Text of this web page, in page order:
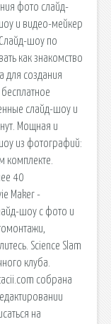
фото слайд-
и видео-мейкер
шоу по
как знакомство
для создания
слайд-шоу и
Мощная и
из фотографий:
40
Maker -
шоу с фото и
Science Slam
клуба.
собрана
на